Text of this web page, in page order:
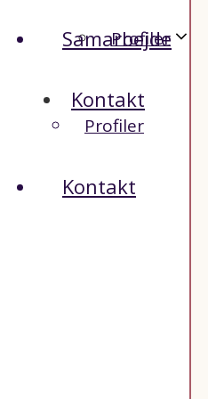
Profiler
Kontakt
Samarbejde
Profiler
Kontakt